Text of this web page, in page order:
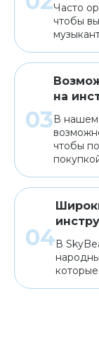
Часто
чтобы
на
В нашем
чтобы
В